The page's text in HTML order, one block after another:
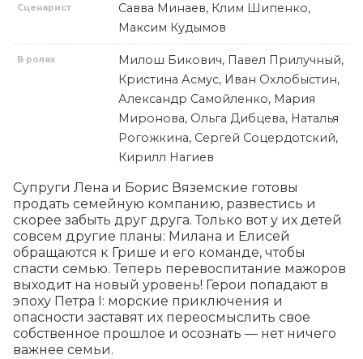
Сценарист
Савва Минаев, Клим Шипенко,
Максим Кудымов
В ролях
Милош Бикович, Павел Прилучный,
Кристина Асмус, Иван Охлобыстин,
Александр Самойленко, Мария
Миронова, Ольга Дибцева, Наталья
Рогожкина, Сергей Соцердотский,
Кирилл Нагиев
Супруги Лена и Борис Вяземские готовы
продать семейную компанию, развестись и
скорее забыть друг друга. Только вот у их детей
совсем другие планы: Милана и Елисей
обращаются к Грише и его команде, чтобы
спасти семью. Теперь перевоспитание мажоров
выходит на новый уровень! Герои попадают в
эпоху Петра I: морские приключения и
опасности заставят их переосмыслить свое
собственное прошлое и осознать — нет ничего
важнее семьи.